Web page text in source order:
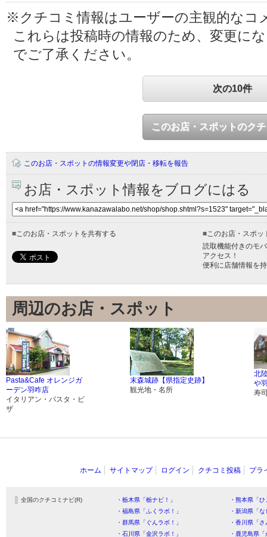
※クチコミ情報はユーザーの主観的なコ
これらは投稿時の情報のため、変更に
でご了承ください。
次の10件
このお店・スポットのク
このお店・スポットの情報変更や閉店・移転を報告
お店・スポット情報をブログにはる
■このお店・スポットを共有する ■このお店・スポッ
読取機能付きのモ
アクセス！
便利に店舗情報を
周辺のお店・スポット
Pasta&Cafe オレンジガ
ーデン羽咋店
イタリアン・パスタ・ピ
ザ
末森城跡【県指定史跡】
観光地・名所
北
や
寿
ホーム サイトマップ ログイン クチコミ投稿 プラ
全国のクチコミナビ(R) ・栃木県「栃ナビ！」
・熊本県「
・福島県「ふくラボ！」
・新潟県「
・群馬県「ぐんラボ！」
・香川県「
・石川県「金沢ラボ！」
・鹿児島県